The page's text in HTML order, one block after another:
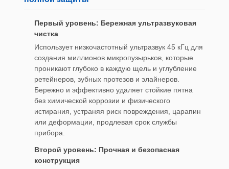
Первый уровень: Бережная ультразвуковая
чистка
Использует низкочастотный ультразвук 45 кГц для
создания миллионов микропузырьков, которые
проникают глубоко в каждую щель и углубление
ретейнеров, зубных протезов и элайнеров.
Бережно и эффективно удаляет стойкие пятна
без химической коррозии и физического
истирания, устраняя риск повреждения, царапин
или деформации, продлевая срок службы
прибора.
Второй уровень: Прочная и безопасная
конструкция